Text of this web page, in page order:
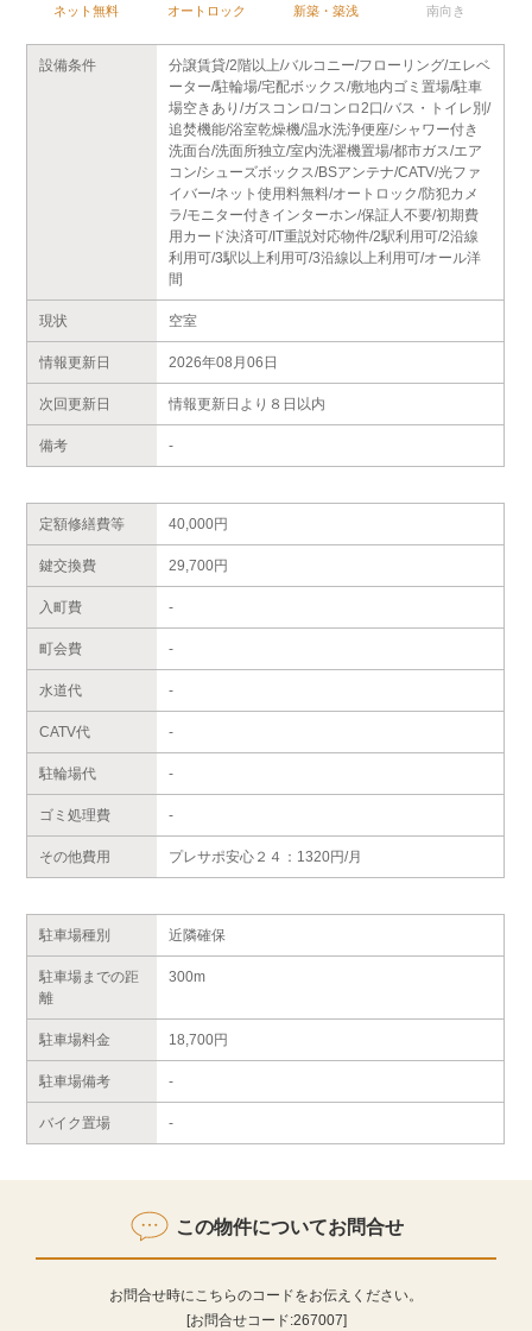
ネット無料 オートロック 新築・築浅 南向き
設備条件
分譲賃貸/2階以上/バルコニー/フローリング/エレベ
ーター/駐輪場/宅配ボックス/敷地内ゴミ置場/駐車
場空きあり/ガスコンロ/コンロ2口/バス・トイレ別/
追焚機能/浴室乾燥機/温水洗浄便座/シャワー付き
洗面台/洗面所独立/室内洗濯機置場/都市ガス/エア
コン/シューズボックス/BSアンテナ/CATV/光ファ
イバー/ネット使用料無料/オートロック/防犯カメ
ラ/モニター付きインターホン/保証人不要/初期費
用カード決済可/IT重説対応物件/2駅利用可/2沿線
利用可/3駅以上利用可/3沿線以上利用可/オール洋
間
現状 空室
情報更新日 2026年08月06日
次回更新日 情報更新日より８日以内
備考 -
定額修繕費等 40,000円
鍵交換費 29,700円
入町費 -
町会費 -
水道代 -
CATV代 -
駐輪場代 -
ゴミ処理費 -
その他費用 プレサポ安心２４：1320円/月
駐車場種別 近隣確保
駐車場までの距
離
300m
駐車場料金 18,700円
駐車場備考 -
バイク置場 -
この物件についてお問合せ
お問合せ時にこちらのコードをお伝えください。
[お問合せコード:267007]